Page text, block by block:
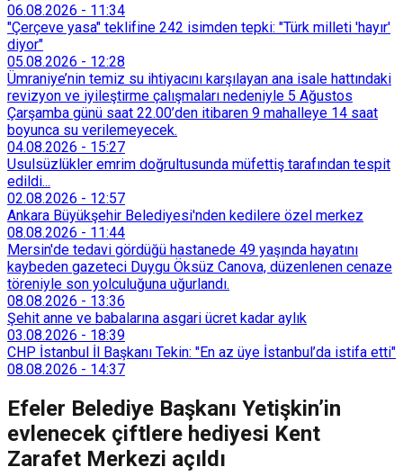
06.08.2026 - 11:34
"Çerçeve yasa" teklifine 242 isimden tepki: "Türk milleti 'hayır'
diyor"
05.08.2026 - 12:28
Ümraniye’nin temiz su ihtiyacını karşılayan ana isale hattındaki
revizyon ve iyileştirme çalışmaları nedeniyle 5 Ağustos
Çarşamba günü saat 22.00’den itibaren 9 mahalleye 14 saat
boyunca su verilemeyecek.
04.08.2026 - 15:27
Usulsüzlükler emrim doğrultusunda müfettiş tarafından tespit
edildi...
02.08.2026 - 12:57
Ankara Büyükşehir Belediyesi'nden kedilere özel merkez
08.08.2026 - 11:44
Mersin'de tedavi gördüğü hastanede 49 yaşında hayatını
kaybeden gazeteci Duygu Öksüz Canova, düzenlenen cenaze
töreniyle son yolculuğuna uğurlandı.
08.08.2026 - 13:36
Şehit anne ve babalarına asgari ücret kadar aylık
03.08.2026 - 18:39
CHP İstanbul İl Başkanı Tekin: "En az üye İstanbul’da istifa etti"
08.08.2026 - 14:37
Efeler Belediye Başkanı Yetişkin’in
evlenecek çiftlere hediyesi Kent
Zarafet Merkezi açıldı